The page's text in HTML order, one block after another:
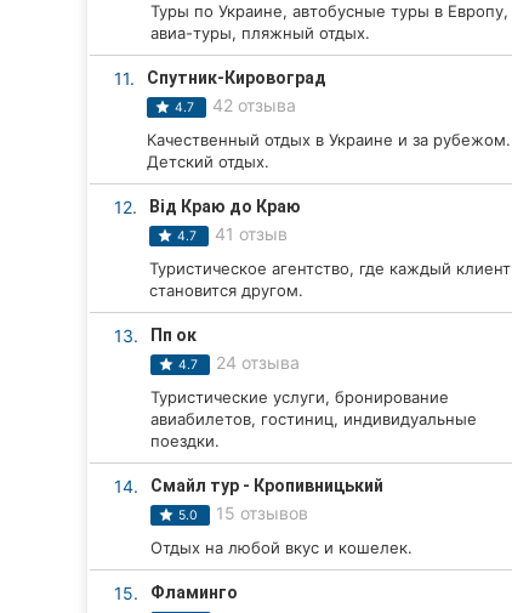
Черновцы
Ивано-Франковск
Карпаты
Туры по Украине, автобусные туры в Европу,
авиа-туры, пляжный отдых.
11. Спутник-Кировоград
4.7 42 отзыва
Качественный отдых в Украине и за рубежом.
Детский отдых.
12. Від Краю до Краю
4.7 41 отзыв
Туристическое агентство, где каждый клиент
становится другом.
13. Пп ок
4.7 24 отзыва
Туристические услуги, бронирование
авиабилетов, гостиниц, индивидуальные
поездки.
14. Смайл тур - Кропивницький
5.0 15 отзывов
Отдых на любой вкус и кошелек.
15. Фламинго